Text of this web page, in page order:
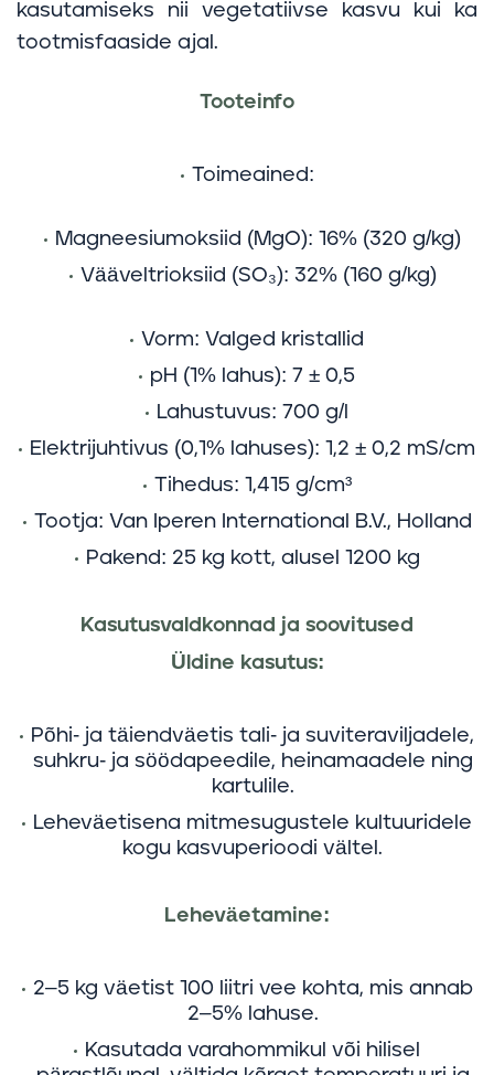
kasutamiseks nii vegetatiivse kasvu kui ka
tootmisfaaside ajal.
Tooteinfo
Toimeained:
Magneesiumoksiid (MgO): 16% (320 g/kg)
Vääveltrioksiid (SO₃): 32% (160 g/kg)
Vorm: Valged kristallid
pH (1% lahus): 7 ± 0,5
Lahustuvus: 700 g/l
Elektrijuhtivus (0,1% lahuses): 1,2 ± 0,2 mS/cm
Tihedus: 1,415 g/cm³
Tootja: Van Iperen International B.V., Holland
Pakend: 25 kg kott, alusel 1200 kg
Kasutusvaldkonnad ja soovitused
Üldine kasutus:
Põhi- ja täiendväetis tali- ja suviteraviljadele,
suhkru- ja söödapeedile, heinamaadele ning
kartulile.
Leheväetisena mitmesugustele kultuuridele
kogu kasvuperioodi vältel.
Leheväetamine:
2–5 kg väetist 100 liitri vee kohta, mis annab
2–5% lahuse.
Kasutada varahommikul või hilisel